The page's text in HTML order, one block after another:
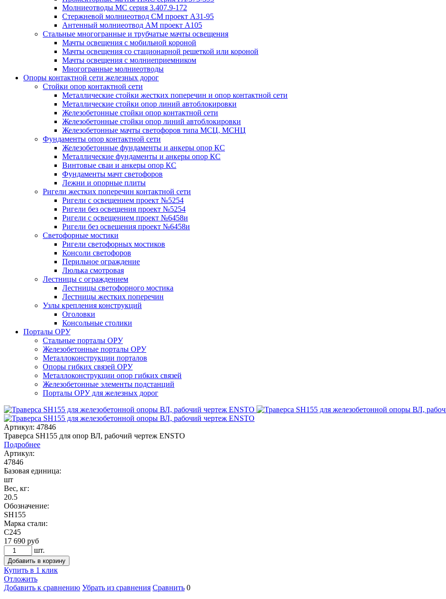
Молниеотводы МС серия 3.407.9-172
Стержневой молниеотвод СМ проект А31-95
Антенный молниеотвод АМ проект А105
Стальные многогранные и трубчатые мачты освещения
Мачты освещения с мобильной короной
Мачты освещения со стационарной решеткой или короной
Мачты освещения с молниеприемником
Многогранные молниеотводы
Опоры контактной сети железных дорог
Стойки опор контактной сети
Металлические стойки жестких поперечин и опор контактной сети
Металлические стойки опор линий автоблокировки
Железобетонные стойки опор контактной сети
Железобетонные стойки опор линий автоблокировки
Железобетонные мачты светофоров типа МСЦ, МСНЦ
Фундаменты опор контактной сети
Железобетонные фундаменты и анкеры опор КС
Металлические фундаменты и анкеры опор КС
Винтовые сваи и анкеры опор КС
Фундаменты мачт светофоров
Лежни и опорные плиты
Ригели жестких поперечин контактной сети
Ригели с освещением проект №5254
Ригели без освещения проект №5254
Ригели с освещением проект №6458и
Ригели без освещения проект №6458и
Светофорные мостики
Ригели светофорных мостиков
Консоли светофоров
Перильное ограждение
Люлька смотровая
Лестницы с ограждением
Лестницы светофорного мостика
Лестницы жестких поперечин
Узлы крепления конструкций
Оголовки
Консольные столики
Порталы ОРУ
Стальные порталы ОРУ
Железобетонные порталы ОРУ
Металлоконструкции порталов
Опоры гибких связей ОРУ
Металлоконструкции опор гибких связей
Железобетонные элементы подстанций
Порталы ОРУ для железных дорог
Артикул: 47846
Траверса SH155 для опор ВЛ, рабочий чертеж ENSTO
Подробнее
Артикул:
47846
Базовая единица:
шт
Вес, кг:
20.5
Обозначение:
SH155
Марка стали:
С245
17 690 руб
шт.
Добавить в корзину
Купить в 1 клик
Отложить
Добавить к сравнению Убрать из сравнения Сравнить 0